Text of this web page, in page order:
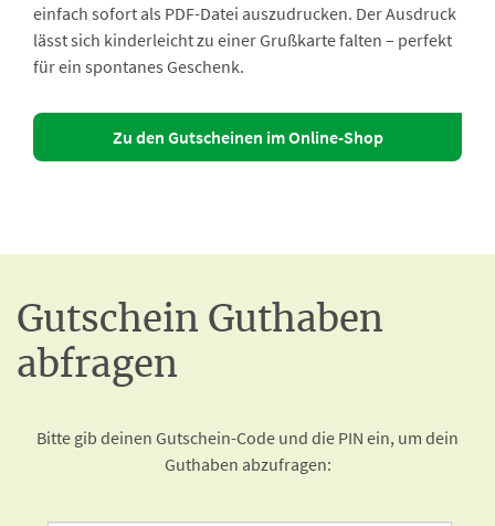
einfach sofort als PDF-Datei auszudrucken. Der Ausdruck
lässt sich kinderleicht zu einer Grußkarte falten – perfekt
für ein spontanes Geschenk.
Zu den Gutscheinen im Online-Shop
Gutschein Guthaben
abfragen
Bitte gib deinen Gutschein-Code und die PIN ein, um dein
Guthaben abzufragen: